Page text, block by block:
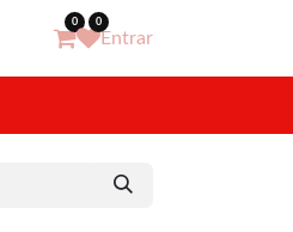
0 0
Entrar